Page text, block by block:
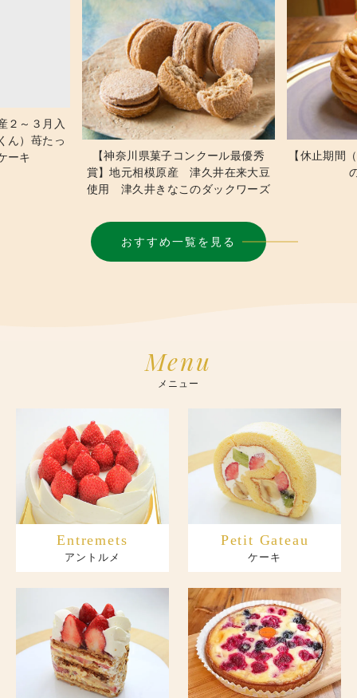
２～３月入
ん）苺たっ
ーキ
【神奈川県菓子コンクール最優秀
賞】地元相模原産 津久井在来大豆
使用 津久井きなこのダックワーズ
【休止期間
おすすめ一覧を見る
Menu
メニュー
Entremets
アントルメ
Petit Gateau
ケーキ